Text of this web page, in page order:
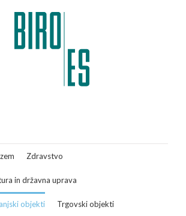
Zdravstvo
in državna uprava
objekti Trgovski objekti